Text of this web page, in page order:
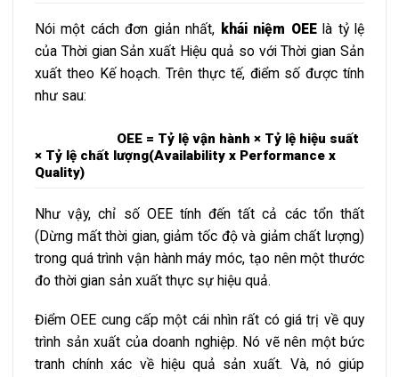
Nói một cách đơn giản nhất, khái niệm OEElà tỷ lệ
của Thời gian Sản xuất Hiệu quả so với Thời gian Sản
xuất theo Kế hoạch. Trên thực tế, điểm số được tính
như sau:
OEE = Tỷ lệ vận hành × Tỷ lệ hiệu suất
× Tỷ lệ chất lượng(Availability x Performance x
Quality)
Như vậy, chỉ số OEE tính đến tất cả các tổn thất
(Dừng mất thời gian, giảm tốc độ và giảm chất lượng)
trong quá trình vận hành máy móc, tạo nên một thước
đo thời gian sản xuất thực sự hiệu quả.
Điểm OEE cung cấp một cái nhìn rất có giá trị về quy
trình sản xuất của doanh nghiệp. Nó vẽ nên một bức
tranh chính xác về hiệu quả sản xuất. Và, nó giúp